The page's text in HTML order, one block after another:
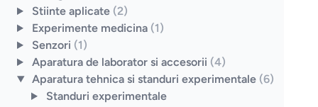
Stiinte aplicate (2)
Experimente medicina (1)
Senzori (1)
Aparatura de laborator si accesorii (4)
Aparatura tehnica si standuri experimentale (6)
Standuri experimentale